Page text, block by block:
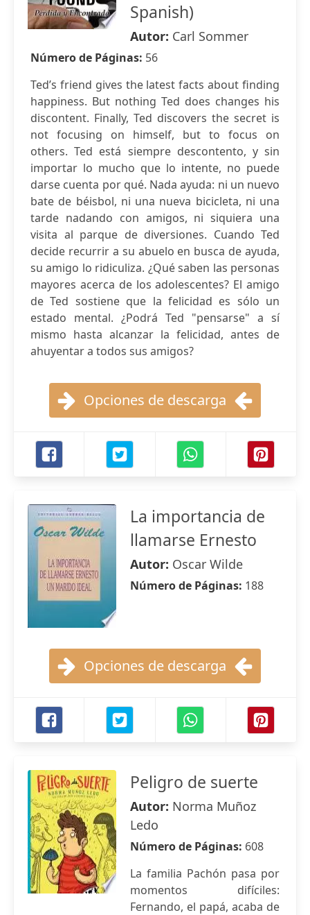
Spanish)
Autor: Carl Sommer
Número de Páginas: 56
Ted’s friend gives the latest facts about finding
happiness. But nothing Ted does changes his
discontent. Finally, Ted discovers the secret is
not focusing on himself, but to focus on
others. Ted está siempre descontento, y sin
importar lo mucho que lo intente, no puede
darse cuenta por qué. Nada ayuda: ni un nuevo
bate de béisbol, ni una nueva bicicleta, ni una
tarde nadando con amigos, ni siquiera una
visita al parque de diversiones. Cuando Ted
decide recurrir a su abuelo en busca de ayuda,
su amigo lo ridiculiza. ¿Qué saben las personas
mayores acerca de los adolescentes? El amigo
de Ted sostiene que la felicidad es sólo un
estado mental. ¿Podrá Ted "pensarse" a sí
mismo hasta alcanzar la felicidad, antes de
ahuyentar a todos sus amigos?
Opciones de descarga
La importancia de
llamarse Ernesto
Autor: Oscar Wilde
Número de Páginas: 188
Opciones de descarga
Peligro de suerte
Autor: Norma Muñoz
Ledo
Número de Páginas: 608
La familia Pachón pasa por
momentos difíciles:
Fernando, el papá, acaba de